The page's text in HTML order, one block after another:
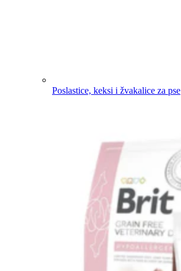
Poslastice, keksi i žvakalice za pse